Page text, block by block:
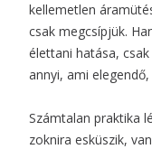
kellemetlen
csak megcsípjük.
élettani hatása,
annyi, ami
Számtalan praktika
zoknira esküszik,